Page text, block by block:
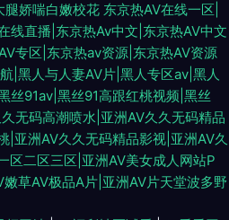
娇喘白嫩校花 东京热AV在线一区|
线直播|东京热Av中文|东京热AV中文
专区|东京热av资源|东京热AV资源
|黑人与人妻AV片|黑人专区av|黑人
丝91av|黑丝91高跟红桃视频|黑丝
无码高潮喷水|亚洲AV久久无码精品
|亚洲AV久久无码精品影视|亚洲AV久
区二区三区|亚洲AV美女成人网站P
草AV极品A片|亚洲AV片天堂波多野